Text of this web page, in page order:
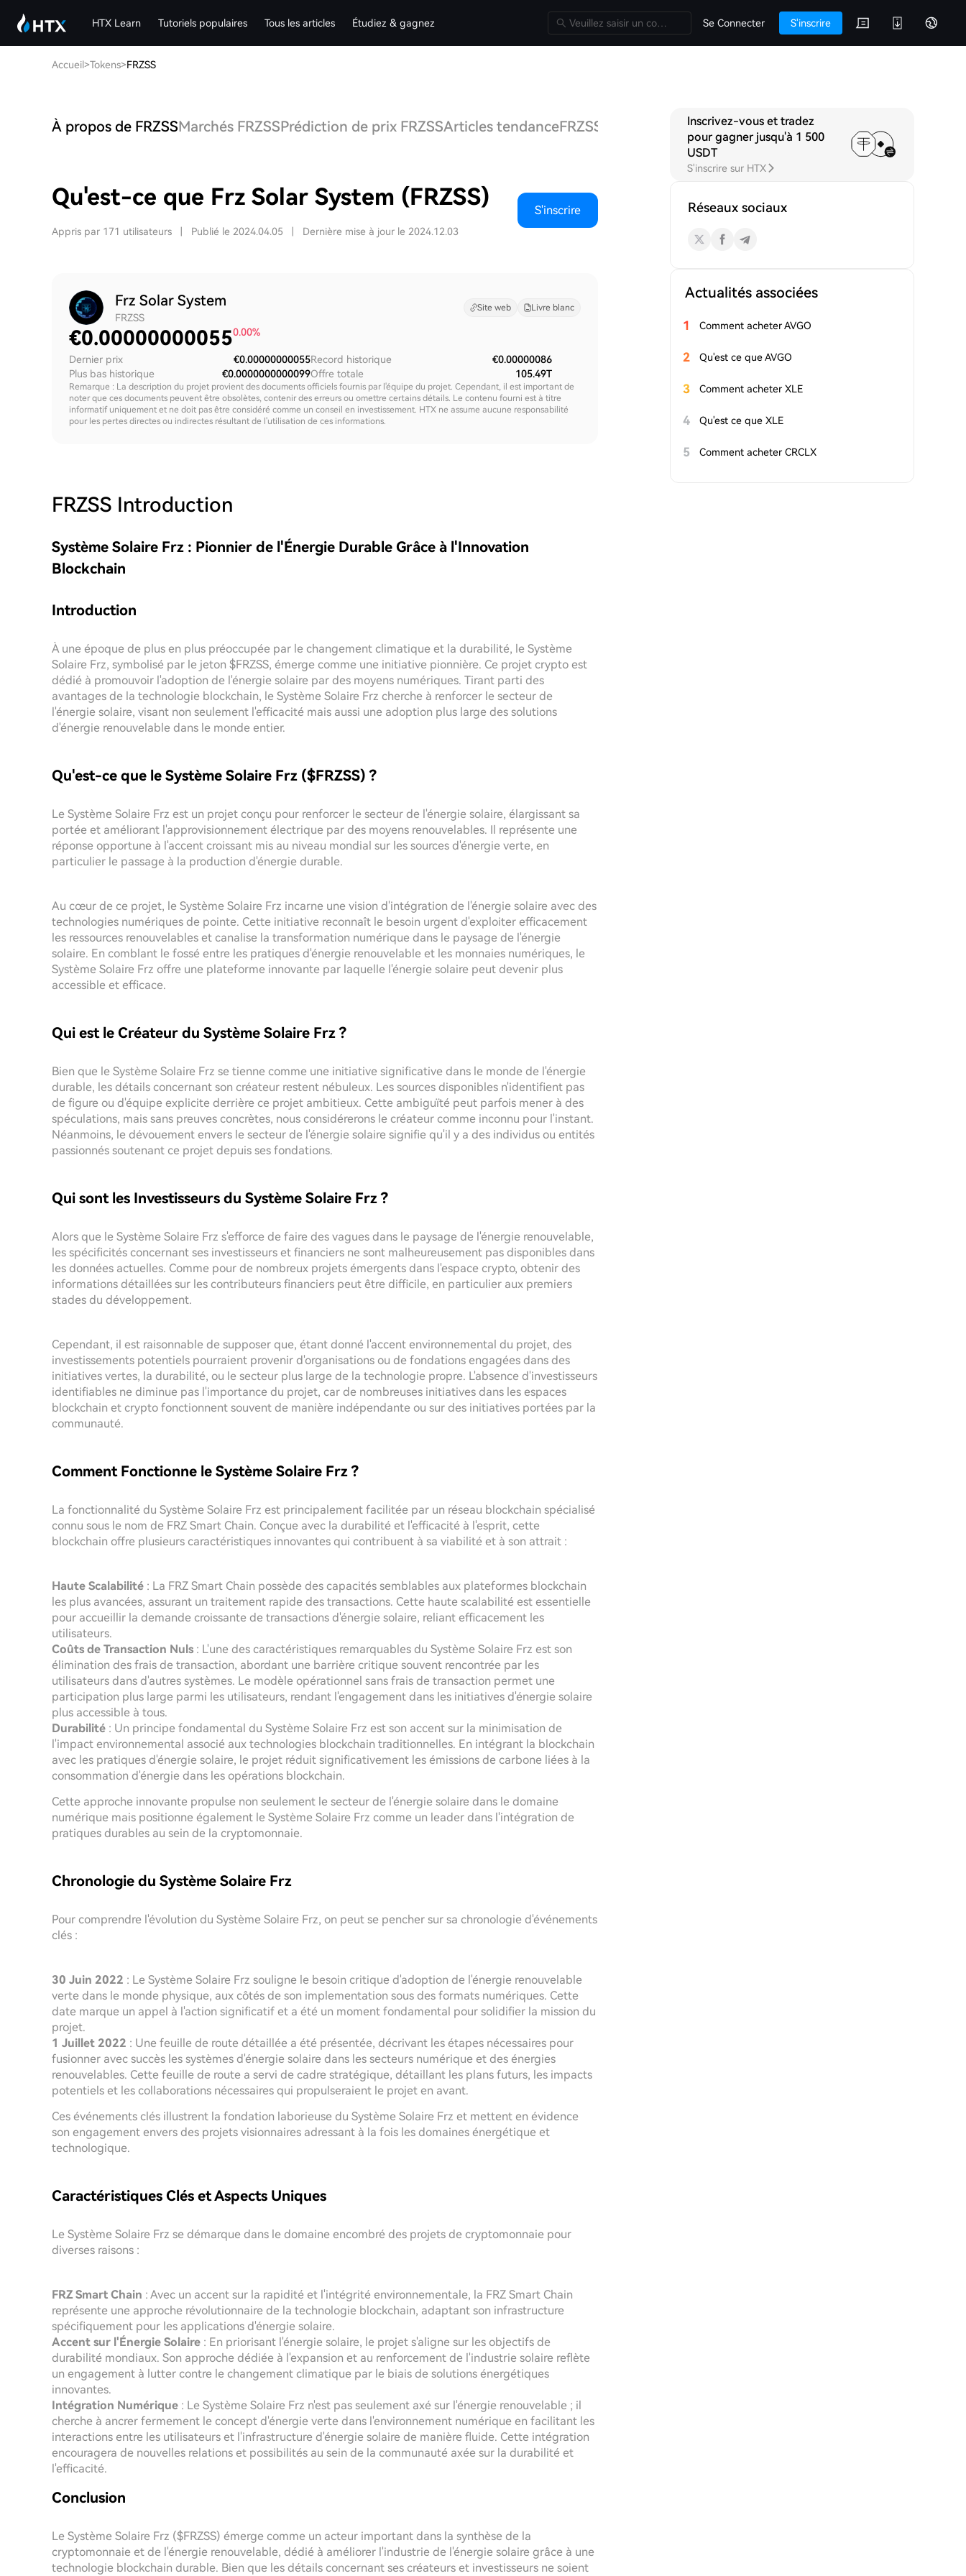
HTX Learn Tutoriels populaires Tous les articles Étudiez & gagnez Se Connecter S'inscrire
Accueil>Tokens>FRZSS
À propos de FRZSSMarchés FRZSSPrédiction de prix FRZSSArticles tendanceFRZSS Q&A Discussions
Qu'est-ce que Frz Solar System (FRZSS)
Appris par 171 utilisateurs Publié le 2024.04.05 Dernière mise à jour le 2024.12.03
S'inscrire
Frz Solar System
FRZSS
Site web Livre blanc
€0.000000000550.00%
Dernier prix
€0.00000000055
Plus bas historique
€0.0000000000099
Record historique
€0.00000086
Offre totale
105.49T
Remarque : La description du projet provient des documents officiels fournis par l'équipe du projet. Cependant, il est important de
noter que ces documents peuvent être obsolètes, contenir des erreurs ou omettre certains détails. Le contenu fourni est à titre
informatif uniquement et ne doit pas être considéré comme un conseil en investissement. HTX ne assume aucune responsabilité
pour les pertes directes ou indirectes résultant de l'utilisation de ces informations.
FRZSS Introduction
Système Solaire Frz : Pionnier de l'Énergie Durable Grâce à l'Innovation
Blockchain
Introduction
À une époque de plus en plus préoccupée par le changement climatique et la durabilité, le Système
Solaire Frz, symbolisé par le jeton $FRZSS, émerge comme une initiative pionnière. Ce projet crypto est
dédié à promouvoir l'adoption de l'énergie solaire par des moyens numériques. Tirant parti des
avantages de la technologie blockchain, le Système Solaire Frz cherche à renforcer le secteur de
l'énergie solaire, visant non seulement l'efficacité mais aussi une adoption plus large des solutions
d'énergie renouvelable dans le monde entier.
Qu'est-ce que le Système Solaire Frz ($FRZSS) ?
Le Système Solaire Frz est un projet conçu pour renforcer le secteur de l'énergie solaire, élargissant sa
portée et améliorant l'approvisionnement électrique par des moyens renouvelables. Il représente une
réponse opportune à l'accent croissant mis au niveau mondial sur les sources d'énergie verte, en
particulier le passage à la production d'énergie durable.
Au cœur de ce projet, le Système Solaire Frz incarne une vision d'intégration de l'énergie solaire avec des
technologies numériques de pointe. Cette initiative reconnaît le besoin urgent d'exploiter efficacement
les ressources renouvelables et canalise la transformation numérique dans le paysage de l'énergie
solaire. En comblant le fossé entre les pratiques d'énergie renouvelable et les monnaies numériques, le
Système Solaire Frz offre une plateforme innovante par laquelle l'énergie solaire peut devenir plus
accessible et efficace.
Qui est le Créateur du Système Solaire Frz ?
Bien que le Système Solaire Frz se tienne comme une initiative significative dans le monde de l'énergie
durable, les détails concernant son créateur restent nébuleux. Les sources disponibles n'identifient pas
de figure ou d'équipe explicite derrière ce projet ambitieux. Cette ambiguïté peut parfois mener à des
spéculations, mais sans preuves concrètes, nous considérerons le créateur comme inconnu pour l'instant.
Néanmoins, le dévouement envers le secteur de l'énergie solaire signifie qu'il y a des individus ou entités
passionnés soutenant ce projet depuis ses fondations.
Qui sont les Investisseurs du Système Solaire Frz ?
Alors que le Système Solaire Frz s'efforce de faire des vagues dans le paysage de l'énergie renouvelable,
les spécificités concernant ses investisseurs et financiers ne sont malheureusement pas disponibles dans
les données actuelles. Comme pour de nombreux projets émergents dans l'espace crypto, obtenir des
informations détaillées sur les contributeurs financiers peut être difficile, en particulier aux premiers
stades du développement.
Cependant, il est raisonnable de supposer que, étant donné l'accent environnemental du projet, des
investissements potentiels pourraient provenir d'organisations ou de fondations engagées dans des
initiatives vertes, la durabilité, ou le secteur plus large de la technologie propre. L'absence d'investisseurs
identifiables ne diminue pas l'importance du projet, car de nombreuses initiatives dans les espaces
blockchain et crypto fonctionnent souvent de manière indépendante ou sur des initiatives portées par la
communauté.
Comment Fonctionne le Système Solaire Frz ?
La fonctionnalité du Système Solaire Frz est principalement facilitée par un réseau blockchain spécialisé
connu sous le nom de FRZ Smart Chain. Conçue avec la durabilité et l'efficacité à l'esprit, cette
blockchain offre plusieurs caractéristiques innovantes qui contribuent à sa viabilité et à son attrait :
Haute Scalabilité : La FRZ Smart Chain possède des capacités semblables aux plateformes blockchain
les plus avancées, assurant un traitement rapide des transactions. Cette haute scalabilité est essentielle
pour accueillir la demande croissante de transactions d'énergie solaire, reliant efficacement les
utilisateurs.
Coûts de Transaction Nuls : L'une des caractéristiques remarquables du Système Solaire Frz est son
élimination des frais de transaction, abordant une barrière critique souvent rencontrée par les
utilisateurs dans d'autres systèmes. Le modèle opérationnel sans frais de transaction permet une
participation plus large parmi les utilisateurs, rendant l'engagement dans les initiatives d'énergie solaire
plus accessible à tous.
Durabilité : Un principe fondamental du Système Solaire Frz est son accent sur la minimisation de
l'impact environnemental associé aux technologies blockchain traditionnelles. En intégrant la blockchain
avec les pratiques d'énergie solaire, le projet réduit significativement les émissions de carbone liées à la
consommation d'énergie dans les opérations blockchain.
Cette approche innovante propulse non seulement le secteur de l'énergie solaire dans le domaine
numérique mais positionne également le Système Solaire Frz comme un leader dans l'intégration de
pratiques durables au sein de la cryptomonnaie.
Chronologie du Système Solaire Frz
Pour comprendre l'évolution du Système Solaire Frz, on peut se pencher sur sa chronologie d'événements
clés :
30 Juin 2022 : Le Système Solaire Frz souligne le besoin critique d'adoption de l'énergie renouvelable
verte dans le monde physique, aux côtés de son implementation sous des formats numériques. Cette
date marque un appel à l'action significatif et a été un moment fondamental pour solidifier la mission du
projet.
1 Juillet 2022 : Une feuille de route détaillée a été présentée, décrivant les étapes nécessaires pour
fusionner avec succès les systèmes d'énergie solaire dans les secteurs numérique et des énergies
renouvelables. Cette feuille de route a servi de cadre stratégique, détaillant les plans futurs, les impacts
potentiels et les collaborations nécessaires qui propulseraient le projet en avant.
Ces événements clés illustrent la fondation laborieuse du Système Solaire Frz et mettent en évidence
son engagement envers des projets visionnaires adressant à la fois les domaines énergétique et
technologique.
Caractéristiques Clés et Aspects Uniques
Le Système Solaire Frz se démarque dans le domaine encombré des projets de cryptomonnaie pour
diverses raisons :
FRZ Smart Chain : Avec un accent sur la rapidité et l'intégrité environnementale, la FRZ Smart Chain
représente une approche révolutionnaire de la technologie blockchain, adaptant son infrastructure
spécifiquement pour les applications d'énergie solaire.
Accent sur l'Énergie Solaire : En priorisant l'énergie solaire, le projet s'aligne sur les objectifs de
durabilité mondiaux. Son approche dédiée à l'expansion et au renforcement de l'industrie solaire reflète
un engagement à lutter contre le changement climatique par le biais de solutions énergétiques
innovantes.
Intégration Numérique : Le Système Solaire Frz n'est pas seulement axé sur l'énergie renouvelable ; il
cherche à ancrer fermement le concept d'énergie verte dans l'environnement numérique en facilitant les
interactions entre les utilisateurs et l'infrastructure d'énergie solaire de manière fluide. Cette intégration
encouragera de nouvelles relations et possibilités au sein de la communauté axée sur la durabilité et
l'efficacité.
Conclusion
Le Système Solaire Frz ($FRZSS) émerge comme un acteur important dans la synthèse de la
cryptomonnaie et de l'énergie renouvelable, dédié à améliorer l'industrie de l'énergie solaire grâce à une
technologie blockchain durable. Bien que les détails concernant ses créateurs et investisseurs ne soient
Inscrivez-vous et tradez
pour gagner jusqu'à 1 500
USDT
S'inscrire sur HTX
Réseaux sociaux
Actualités associées
1 Comment acheter AVGO
2 Qu'est ce que AVGO
3 Comment acheter XLE
4 Qu'est ce que XLE
5 Comment acheter CRCLX